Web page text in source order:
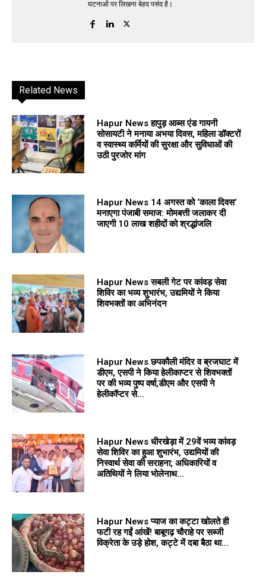
घटनाओं पर लिखना बेहद पसंद है।
Related News
Hapur News हापुड़ आब्स एंड गायनी
सोसायटी ने मनाया अभया दिवस, महिला डॉक्टरों
व स्वास्थ्य कर्मियों की सुरक्षा और सुविधाओं की
उठी पुरजोर मांग
Hapur News 14 अगस्त को ‘काला दिवस’
मनाएगा पंजाबी समाज: मोमबत्ती जलाकर दी
जाएगी 10 लाख शहीदों को श्रद्धांजलि
Hapur News सबली गेट पर कांवड़ सेवा
शिविर का भव्य शुभारंभ, उद्यमियों ने किया
शिवभक्तों का अभिनंदन
Hapur News छपकौली मंदिर व ब्रजघाट में
डीएम, एसपी ने किया हेलीकाप्टर से शिवभक्तों
पर की भव्य पुष्प वर्षा,डीएम और एसपी ने
हेलीकॉप्टर से...
Hapur News धीरखेड़ा में 29वें भव्य कांवड़
सेवा शिविर का हुआ शुभारंभ, उद्यमियों की
निस्वार्थ सेवा की सराहना; अधिकारियों व
अतिथियों ने लिया भोलेनाथ...
Hapur News प्याज का कट्टा खोलते ही
फटी रह गईं आंखें! बाबूगढ़ चौराहे पर सब्जी
विक्रेता के उड़े होश, कट्टे में दबा बैठा था...